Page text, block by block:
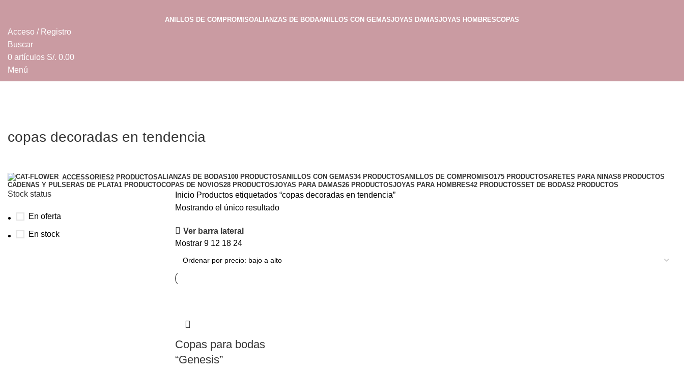
ANILLOS DE COMPROMISOALIANZAS DE BODAANILLOS CON GEMASJOYAS DAMASJOYAS HOMBRESCOPAS
Acceso / Registro
Buscar
0 artículos S/. 0.00
Menú
copas decoradas en tendencia
ACCESSORIES2 PRODUCTOSALIANZAS DE BODAS100 PRODUCTOSANILLOS CON GEMAS34 PRODUCTOSANILLOS DE COMPROMISO175 PRODUCTOSARETES PARA NINAS8 PRODUCTOS
CADENAS Y PULSERAS DE PLATA1 PRODUCTOCOPAS DE NOVIOS28 PRODUCTOSJOYAS PARA DAMAS26 PRODUCTOSJOYAS PARA HOMBRES42 PRODUCTOSSET DE BODAS2 PRODUCTOS
Stock status
En oferta
En stock
Inicio Productos etiquetados “copas decoradas en tendencia”
Mostrando el único resultado
Ver barra lateral
Mostrar 9 12 18 24
Copas para bodas
“Genesis”